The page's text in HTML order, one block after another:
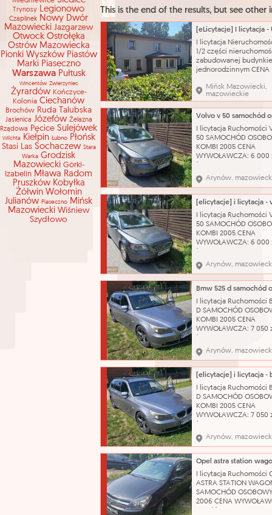
Trynosy Legionowo
Czaplinek Nowy Dwór
Mazowiecki Jazgarzew
Otwock Ostrołęka
Ostrów Mazowiecka
Pionki Wyszków Piastów
Marki Piaseczno
Warszawa Pułtusk
Wincentów Zwierzyniec
Żyrardów Kończyce-
Kolonia Ciechanów
Brochów Ruda Talubska
Jasienica Józefów Żelazna
Rządowa Pęcice Sulejówek
Wilchta Kiełpin Łubno Płońsk
Stasi Las Sochaczew Stara
Warka Grodzisk
Mazowiecki Górki-
Izabelin Mława Radom
Pruszków Kobyłka
Żółwin Wołomin
Julianów Piaseczno Mińsk
Mazowiecki Wiśniew
Szydłowo
This is the end of the results, but see other
I licytacja
1/2 części
zabudowanej
jednorodzinnym CENA
(SZACUNKOWO: 299
Dojazd do
zapewnia droga
wyłożona kostką
odległości około 550 m
przystanek
odległości ok. 800 m
Mińsk Mazowiecki,
mazowieckie
I licytacja Ruchomości
50 SAMOCHÓD
KOMBI 2005 CENA
WYWOŁAWCZA: 6 000
Pojazd w pełni sprawny
technicznie – silnik
problemu. Do
posiadamy komplet
oryginalnych
Wizualny stan auta
jako dobry, zadbany.
katalog
Arynów,
I licytacja Ruchomości
50 SAMOCHÓD
KOMBI 2005 CENA
WYWOŁAWCZA: 6 000
Pojazd w pełni sprawny
technicznie – silnik
problemu. Do
posiadamy komplet
oryginalnych
Wizualny stan auta
jako dobry, zadbany.
katalog
Arynów,
I licytacja Ruchomości
D SAMOCHÓD
KOMBI 2005 CENA
WYWOŁAWCZA: 7 050
Uszkodzony,
przedni zderzak.
prawa tylna lampa.
sprzęgło. Brak koła
zapasowego, klucza do
podnośnika. Stan
używany OC ważne
Arynów,
I licytacja Ruchomości
D SAMOCHÓD
KOMBI 2005 CENA
WYWOŁAWCZA: 7 050
Uszkodzony,
przedni zderzak.
prawa tylna lampa.
sprzęgło. Brak koła
zapasowego, klucza do
podnośnika. Stan
używany OC ważne
Arynów,
I licytacja Ruchomości
ASTRA STATION
SAMOCHÓD
2006 CENA